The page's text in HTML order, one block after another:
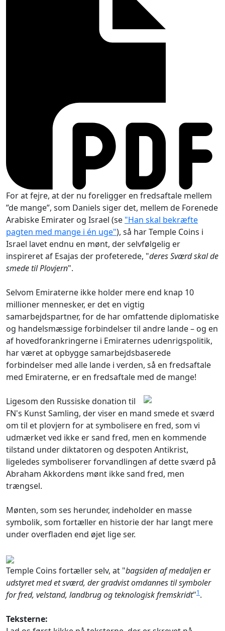
For at fejre, at der nu foreligger en fredsaftale mellem
”de mange”, som Daniels siger det, mellem de Forenede
Arabiske Emirater og Israel (se "Han skal bekræfte
pagten med mange i én uge"), så har Temple Coins i
Israel lavet endnu en mønt, der selvfølgelig er
inspireret af Esajas der profeterede, "deres Sværd skal de
smede til Plovjern".
Selvom Emiraterne ikke holder mere end knap 10
millioner mennesker, er det en vigtig
samarbejdspartner, for de har omfattende diplomatiske
og handelsmæssige forbindelser til andre lande – og en
af hovedforankringerne i Emiraternes udenrigspolitik,
har været at opbygge samarbejdsbaserede
forbindelser med alle lande i verden, så en fredsaftale
med Emiraterne, er en fredsaftale med de mange!
Ligesom den Russiske donation til
FN's Kunst Samling, der viser en mand smede et sværd
om til et plovjern for at symbolisere en fred, som vi
udmærket ved ikke er sand fred, men en kommende
tilstand under diktatoren og despoten Antikrist,
ligeledes symboliserer forvandlingen af dette sværd på
Abraham Akkordens mønt ikke sand fred, men
trængsel.
Mønten, som ses herunder, indeholder en masse
symbolik, som fortæller en historie der har langt mere
under overfladen end øjet lige ser.
Temple Coins fortæller selv, at "bagsiden af medaljen er
udstyret med et sværd, der gradvist omdannes til symboler
for fred, velstand, landbrug og teknologisk fremskridt"1.
Teksterne: